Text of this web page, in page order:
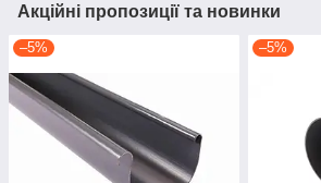
Акційні пропозиції та новинки
–5% –5%